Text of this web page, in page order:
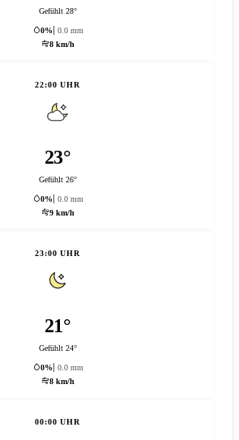
Gefühlt 28°
0%
0.0 mm
8 km/h
22:00 UHR
23°
Gefühlt 26°
0%
0.0 mm
9 km/h
23:00 UHR
21°
Gefühlt 24°
0%
0.0 mm
8 km/h
00:00 UHR